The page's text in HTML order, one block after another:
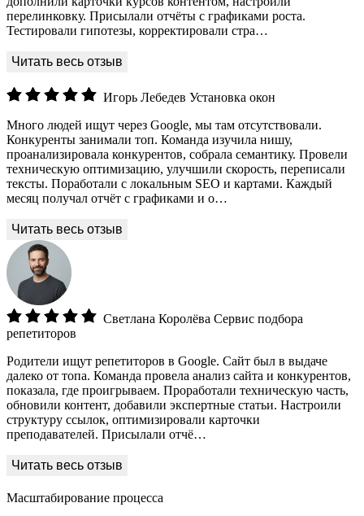
перелинковку. Присылали отчёты с графиками роста.
Тестировали гипотезы, корректировали стра…
Игорь Лебедев Установка окон
Много людей ищут через Google, мы там отсутствовали.
Конкуренты занимали топ. Команда изучила нишу,
проанализировала конкурентов, собрала семантику. Провели
техническую оптимизацию, улучшили скорость, переписали
тексты. Поработали с локальным SEO и картами. Каждый
месяц получал отчёт с графиками и о…
Светлана Королёва Сервис подбора
репетиторов
Родители ищут репетиторов в Google. Сайт был в выдаче
далеко от топа. Команда провела анализ сайта и конкурентов,
показала, где проигрываем. Проработали техническую часть,
обновили контент, добавили экспертные статьи. Настроили
структуру ссылок, оптимизировали карточки
преподавателей. Присылали отчё…
Масштабирование процесса